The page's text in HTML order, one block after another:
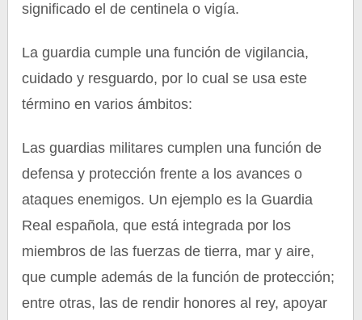
significado el de centinela o vigía.
La guardia cumple una función de vigilancia,
cuidado y resguardo, por lo cual se usa este
término en varios ámbitos:
Las guardias militares cumplen una función de
defensa y protección frente a los avances o
ataques enemigos. Un ejemplo es la Guardia
Real española, que está integrada por los
miembros de las fuerzas de tierra, mar y aire,
que cumple además de la función de protección;
entre otras, las de rendir honores al rey, apoyar